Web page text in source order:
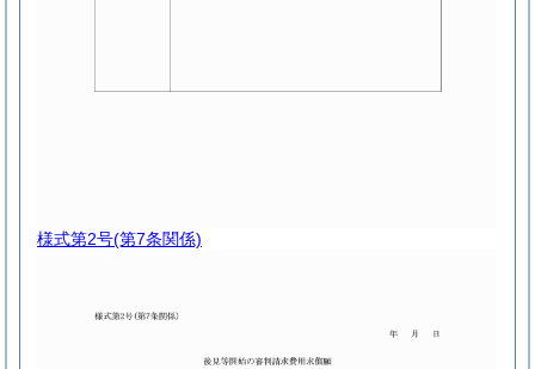
様式第2号(第7条関係)